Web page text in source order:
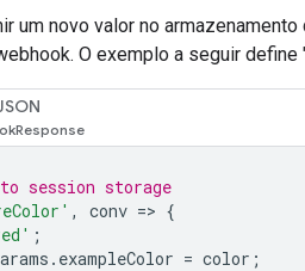
um novo valor no
O exemplo a seguir
session storage
, conv => {
;
. exampleColor = color ;